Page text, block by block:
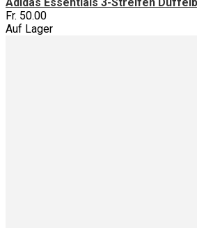
Adidas Essentials 3-Streifen
Fr. 50.00
Auf Lager